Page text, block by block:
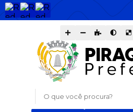
O que você procura?